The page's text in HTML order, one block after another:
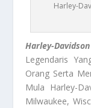
Harley-
Harley-Davidson
Legendaris
Orang Serta
Mula Harley-
Milwaukee,